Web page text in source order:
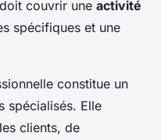
couvrir une activité
spécifiques et une
constitue un
spécialisés. Elle
clients, de